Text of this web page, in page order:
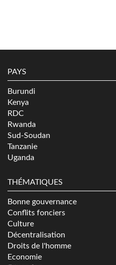
PAYS
Burundi
Kenya
RDC
Rwanda
Sud-Soudan
Tanzanie
Uganda
THÉMATIQUES
Bonne gouvernance
Conflits fonciers
Culture
Décentralisation
Droits de l'homme
Economie